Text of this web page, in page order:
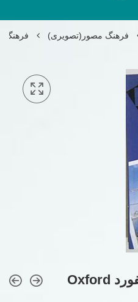
فرهنگ مصور(تصویری) فرهنگ
دیکشنری تصویری اکسفورد Oxford